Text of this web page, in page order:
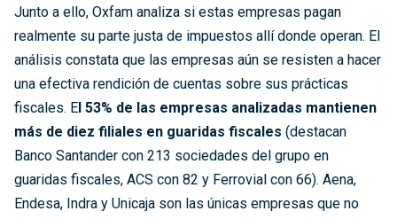
Junto a ello, Oxfam analiza si estas empresas pagan
realmente su parte justa de impuestos allí donde operan. El
análisis constata que las empresas aún se resisten a hacer
una efectiva rendición de cuentas sobre sus prácticas
fiscales. El 53% de las empresas analizadas mantienen
más de diez filiales en guaridas fiscales (destacan
Banco Santander con 213 sociedades del grupo en
guaridas fiscales, ACS con 82 y Ferrovial con 66). Aena,
Endesa, Indra y Unicaja son las únicas empresas que no